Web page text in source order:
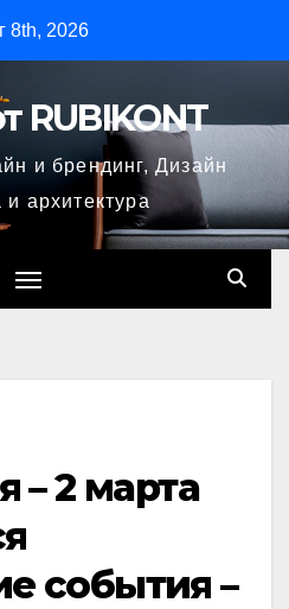
8th, 2026
RUBIKONT
и брендинг, Дизайн
и архитектура
– 2 марта
события –